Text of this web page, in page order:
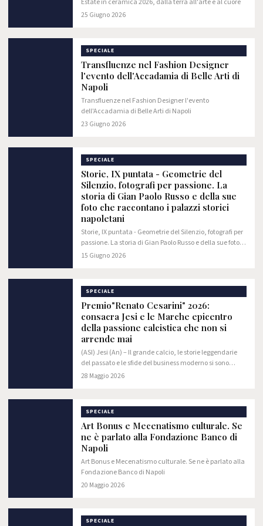
Estate in ceramica 2026, dalla terra all'arte e al cuore
25 Giugno 2026
SPECIALE
Transfluenze nel Fashion Designer
l'evento dell'Accadamia di Belle Arti di
Napoli
Transfluenze nel Fashion Designer l'evento
dell'Accadamia di Belle Arti di Napoli
23 Giugno 2026
SPECIALE
Storie, IX puntata - Geometrie del
Silenzio, fotografi per passione. La
storia di Gian Paolo Russo e della sue
foto che raccontano i palazzi storici
napoletani
Storie, IX puntata - Geometrie del Silenzio, fotografi per
passione. La storia di Gian Paolo Russo e della sue foto
che raccontano i palazzi storici napoletani
15 Giugno 2026
SPECIALE
Premio"Renato Cesarini" 2026:
consacra Jesi e le Marche epicentro
della passione calcistica che non si
arrende mai
(ASI) Jesi (An) – Il grande calcio, le storie leggendarie
del passato e le sfide del business moderno si sono
incrociati nella prestigiosa cornice del Centro Congressi
28 Maggio 2026
SPECIALE
Art Bonus e Mecenatismo culturale. Se
ne è parlato alla Fondazione Banco di
Napoli
Art Bonus e Mecenatismo culturale. Se ne è parlato alla
Fondazione Banco di Napoli
20 Maggio 2026
SPECIALE